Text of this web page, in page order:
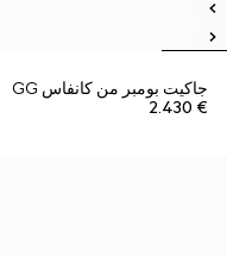
جاكيت بومبر من كانفاس GG
€ 2.430